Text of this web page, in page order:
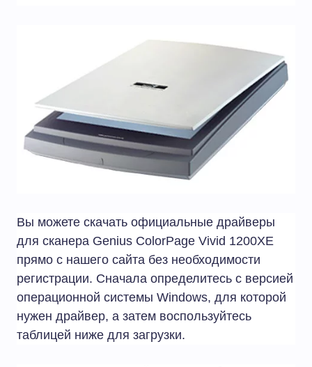
Вы можете скачать официальные драйверы
для сканера Genius ColorPage Vivid 1200XE
прямо с нашего сайта без необходимости
регистрации. Сначала определитесь с версией
операционной системы Windows, для которой
нужен драйвер, а затем воспользуйтесь
таблицей ниже для загрузки.